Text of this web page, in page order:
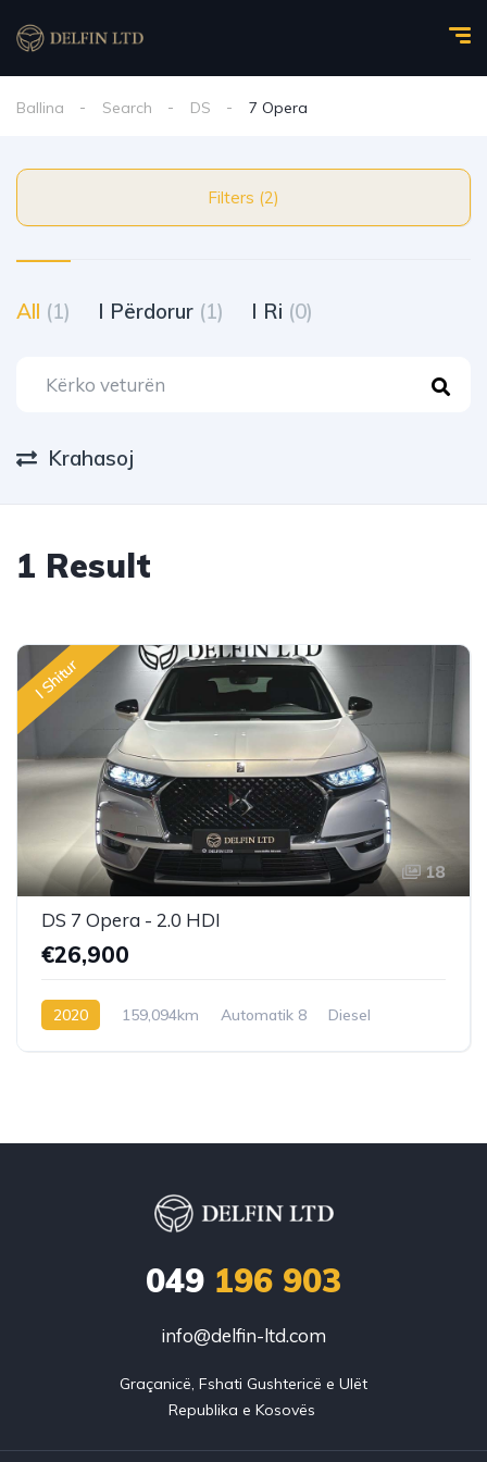
Ballina Search DS 7 Opera
Filters (2)
All (1) I Përdorur (1) I Ri (0)
Krahasoj
1 Result
I Shitur
18
DS 7 Opera - 2.0 HDI
€26,900
2020 159,094km Automatik 8 Diesel
049 196 903
info@delfin-ltd.com
Graçanicë, Fshati Gushtericë e Ulët